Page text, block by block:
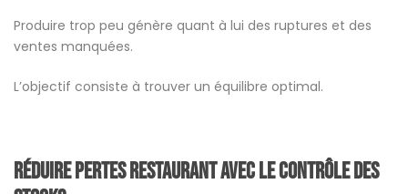
Produire trop peu génère quant à lui des ruptures et des
ventes manquées.
L’objectif consiste à trouver un équilibre optimal.
Réduire pertes restaurant avec le contrôle des